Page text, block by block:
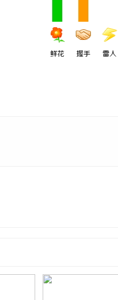
鲜花 握手 雷人